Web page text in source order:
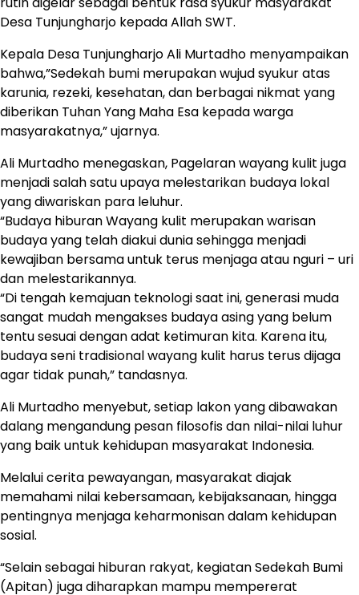
Desa Tunjungharjo kepada Allah SWT.
Kepala Desa Tunjungharjo Ali Murtadho menyampaikan
bahwa,”Sedekah bumi merupakan wujud syukur atas
karunia, rezeki, kesehatan, dan berbagai nikmat yang
diberikan Tuhan Yang Maha Esa kepada warga
masyarakatnya,” ujarnya.
Ali Murtadho menegaskan, Pagelaran wayang kulit juga
menjadi salah satu upaya melestarikan budaya lokal
yang diwariskan para leluhur.
“Budaya hiburan Wayang kulit merupakan warisan
budaya yang telah diakui dunia sehingga menjadi
kewajiban bersama untuk terus menjaga atau nguri – uri
dan melestarikannya.
“Di tengah kemajuan teknologi saat ini, generasi muda
sangat mudah mengakses budaya asing yang belum
tentu sesuai dengan adat ketimuran kita. Karena itu,
budaya seni tradisional wayang kulit harus terus dijaga
agar tidak punah,” tandasnya.
Ali Murtadho menyebut, setiap lakon yang dibawakan
dalang mengandung pesan filosofis dan nilai-nilai luhur
yang baik untuk kehidupan masyarakat Indonesia.
Melalui cerita pewayangan, masyarakat diajak
memahami nilai kebersamaan, kebijaksanaan, hingga
pentingnya menjaga keharmonisan dalam kehidupan
sosial.
“Selain sebagai hiburan rakyat, kegiatan Sedekah Bumi
(Apitan) juga diharapkan mampu mempererat